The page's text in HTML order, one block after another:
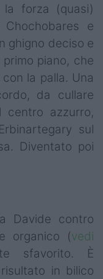
la forza (quasi)
e
ghigno deciso e
piano, che
la palla. Una
da cullare
azzurro,
sul
Diventato poi
Davide contro
organico (vedi
sfavorito. È
in bilico